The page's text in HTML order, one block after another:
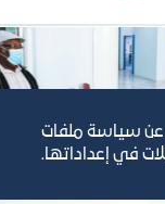
إدارة الموارد البشرية
عبير البيحاني
abeera@jcci.org.sa
عن سياسة ملفات
في إعداداتها.